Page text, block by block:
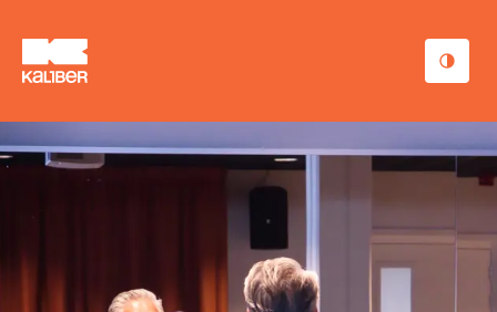
Cursussen
Scholen
Over ons